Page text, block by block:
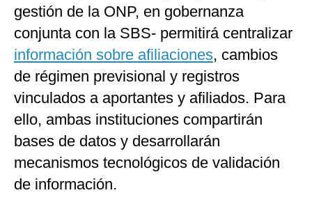
gestión de la ONP, en gobernanza
conjunta con la SBS- permitirá centralizar
información sobre afiliaciones, cambios
de régimen previsional y registros
vinculados a aportantes y afiliados. Para
ello, ambas instituciones compartirán
bases de datos y desarrollarán
mecanismos tecnológicos de validación
de información.